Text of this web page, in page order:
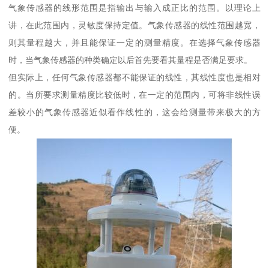
气象传感器的线形范围是指输出与输入成正比的范围。以理论上
讲，在此范围内，灵敏度保持定值。气象传感器的线性范围越宽，
则其量程越大，并且能保证一定的测量精度。在选择气象传感器
时，当气象传感器的种类确定以后首先要看其量程是否满足要求。
但实际上，任何气象传感器都不能保证的线性，其线性度也是相对
的。当所要求测量精度比较低时，在一定的范围内，可将非线性误
差较小的气象传感器近似看作线性的，这会给测量带来极大的方
便。